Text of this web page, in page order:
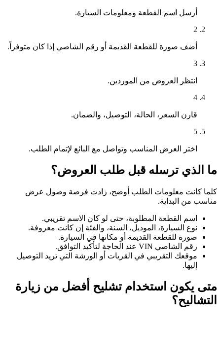
أرسل اسم القطعة ومعلومات السيارة.
2
أضف صورة للقطعة القديمة أو رقم الشاصي إذا كان متوفراً.
3
انتظر العروض من الموردين.
4
قارن السعر، الحالة، التوصيل، والضمان.
5
اختر العرض المناسب وتواصل مع البائع لإتمام الطلب.
ما الذي ترسله قبل طلب العروض؟
كلما كانت معلومات الطلب أوضح، زادت فرصة وصول عرض
مناسب من البداية.
اسم القطعة المطلوبة، حتى لو كان الاسم تقريبي.
نوع السيارة، الموديل، السنة، والفئة إن كانت معروفة.
صورة للقطعة القديمة أو مكانها في السيارة.
رقم الشاصي VIN عند الحاجة لتأكيد التوافق.
موقعك التقريبي في القريات أو الورشة التي تريد التوصيل
إليها.
متى يكون استخدام تشليح أفضل من زيارة
التشاليح؟